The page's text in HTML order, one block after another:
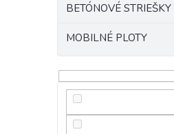
BETÓNOVÉ STRIEŠKY
MOBILNÉ PLOTY